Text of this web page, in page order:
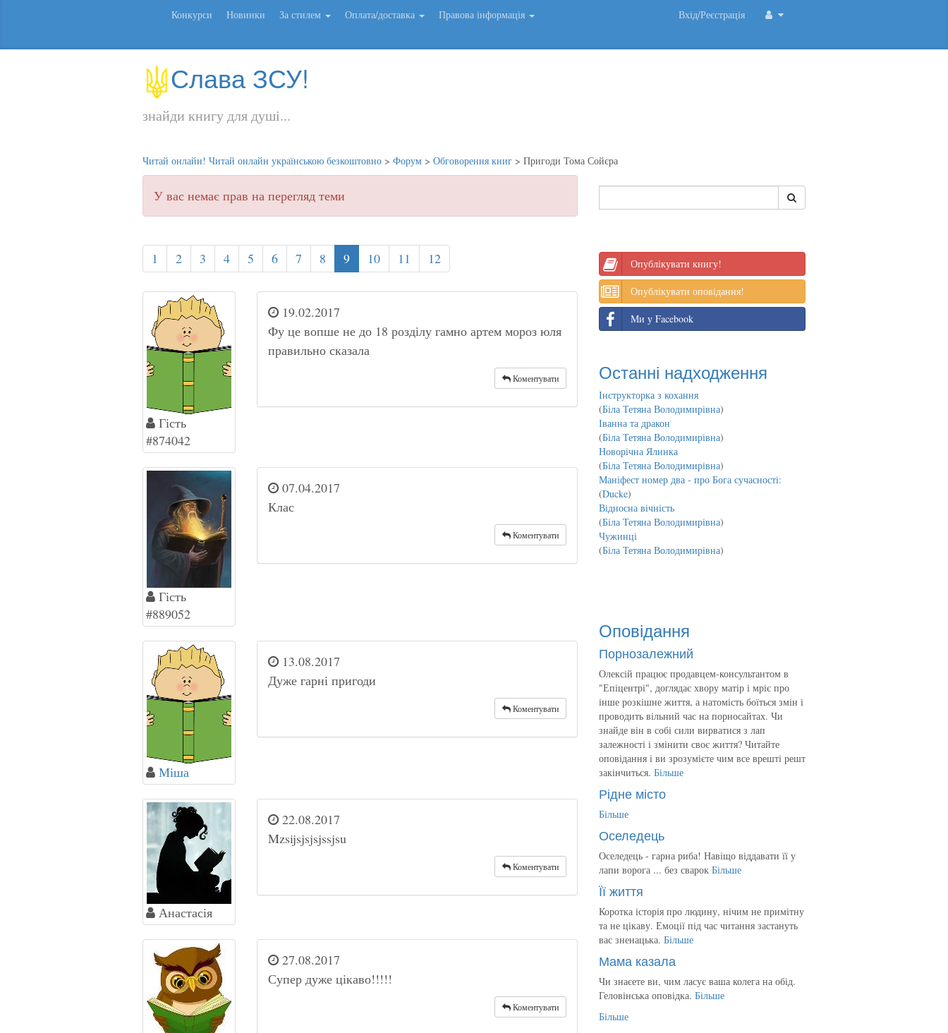
Конкурси Новинки За стилем Оплата/доставка Правова інформація Вхід/Реєстрація
Слава ЗСУ!
знайди книгу для душі...
Читай онлайн! Читай онлайн українською безкоштовно > Форум > Обговорення книг > Пригоди Тома Сойєра
У вас немає прав на перегляд теми
1 2 3 4 5 6 7 8 9 10 11 12
Гість
#874042
19.02.2017
Фу це вопше не до 18 розділу гамно артем мороз юля
правильно сказала
Коментувати
Гість
#889052
07.04.2017
Клас
Коментувати
Міша
13.08.2017
Дуже гарні пригоди
Коментувати
Анастасія
22.08.2017
Mzsijsjsjsjssjsu
Коментувати
27.08.2017
Супер дуже цікаво!!!!!
Коментувати
Опублікувати книгу!
Опублікувати оповідання!
Ми у Facebook
Останні надходження
Інструкторка з кохання
(Біла Тетяна Володимирівна)
Іванна та дракон
(Біла Тетяна Володимирівна)
Новорічна Ялинка
(Біла Тетяна Володимирівна)
Маніфест номер два - про Бога сучасності:
(Ducke)
Відносна вічність
(Біла Тетяна Володимирівна)
Чужинці
(Біла Тетяна Володимирівна)
Оповідання
Порнозалежний
Олексій працює продавцем-консультантом в
"Епіцентрі", доглядає хвору матір і мріє про
інше розкішне життя, а натомість боїться змін і
проводить вільний час на порносайтах. Чи
знайде він в собі сили вирватися з лап
залежності і змінити своє життя? Читайте
оповідання і ви зрозумієте чим все врешті решт
закінчиться. Більше
Рідне місто
Більше
Оселедець
Оселедець - гарна риба! Навіщо віддавати її у
лапи ворога ... без сварок Більше
Її життя
Коротка історія про людину, нічим не примітну
та не цікаву. Емоції під час читання застануть
вас зненацька. Більше
Мама казала
Чи знаєете ви, чим ласує ваша колега на обід.
Геловінська оповідка. Більше
Більше